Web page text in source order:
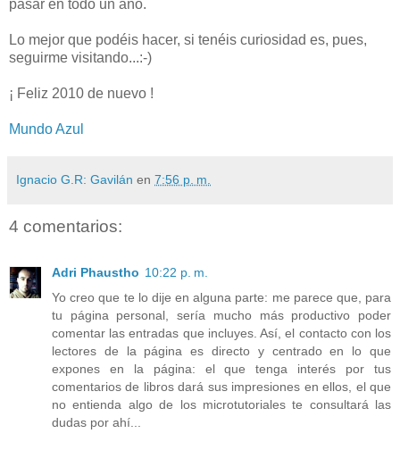
pasar en todo un año.
Lo mejor que podéis hacer, si tenéis curiosidad es, pues,
seguirme visitando...:-)
¡ Feliz 2010 de nuevo !
Mundo Azul
Ignacio G.R: Gavilán en 7:56 p. m.
4 comentarios:
Adri Phaustho 10:22 p. m.
Yo creo que te lo dije en alguna parte: me parece que, para
tu página personal, sería mucho más productivo poder
comentar las entradas que incluyes. Así, el contacto con los
lectores de la página es directo y centrado en lo que
expones en la página: el que tenga interés por tus
comentarios de libros dará sus impresiones en ellos, el que
no entienda algo de los microtutoriales te consultará las
dudas por ahí...